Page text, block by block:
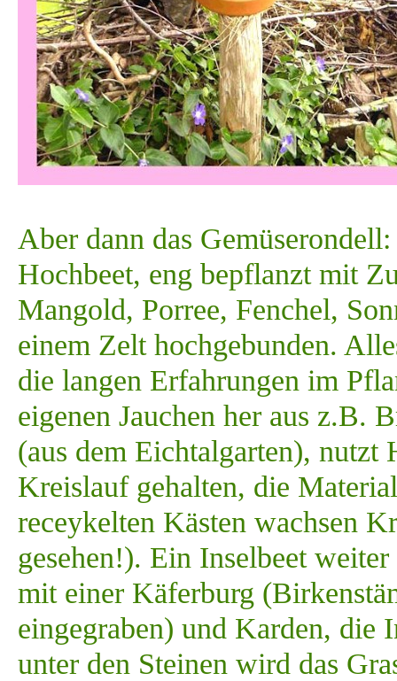
Aber dann das
Hochbeet, eng bepflanzt mit
Mangold, Porree, Fenchel,
einem Zelt hochgebunden.
die langen Erfahrungen im
eigenen Jauchen her aus z.B.
(aus dem Eichtalgarten),
Kreislauf gehalten, die
receykelten Kästen wachsen
gesehen!). Ein Inselbeet
mit einer Käferburg
eingegraben) und Karden, die
unter den Steinen wird das